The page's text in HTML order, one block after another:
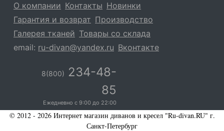
О компании Контакты Новинки
Гарантия и возврат Производство
Галерея тканей Товары со склада
email: ru-divan@yandex.ru Вконтакте
8(800) 234-48-
85
Ежедневно с 9:00 до 22:00
© 2012 - 2026 Интернет магазин диванов и кресел "Ru-divan.RU" г.
Санкт-Петербург